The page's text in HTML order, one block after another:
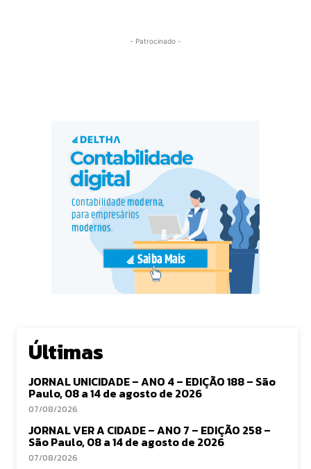
- Patrocinado -
Últimas
JORNAL UNICIDADE – ANO 4 – EDIÇÃO 188 – São
Paulo, 08 a 14 de agosto de 2026
07/08/2026
JORNAL VER A CIDADE – ANO 7 – EDIÇÃO 258 –
São Paulo, 08 a 14 de agosto de 2026
07/08/2026